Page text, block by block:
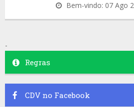
Bem-vindo: 07 Ago
-
Regras
CDV no Facebook